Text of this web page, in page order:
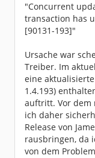
"Concurrent
transaction has
[90131-193]"
Ursache war
Treiber. Im
eine
1.4.193)
auftritt. Vor dem
ich daher
Release von
rausbringen, da
von dem